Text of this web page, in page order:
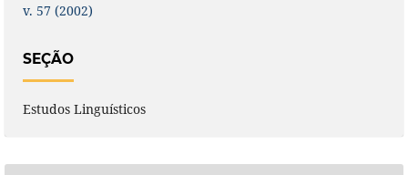
v. 57 (2002)
SEÇÃO
Estudos Linguísticos